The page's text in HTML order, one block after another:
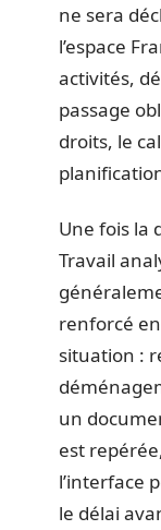
ne sera
l’espace
activités,
passage
droits, le
Une fois la
Travail
renforcé
situation :
un
est
l’interface
le délai